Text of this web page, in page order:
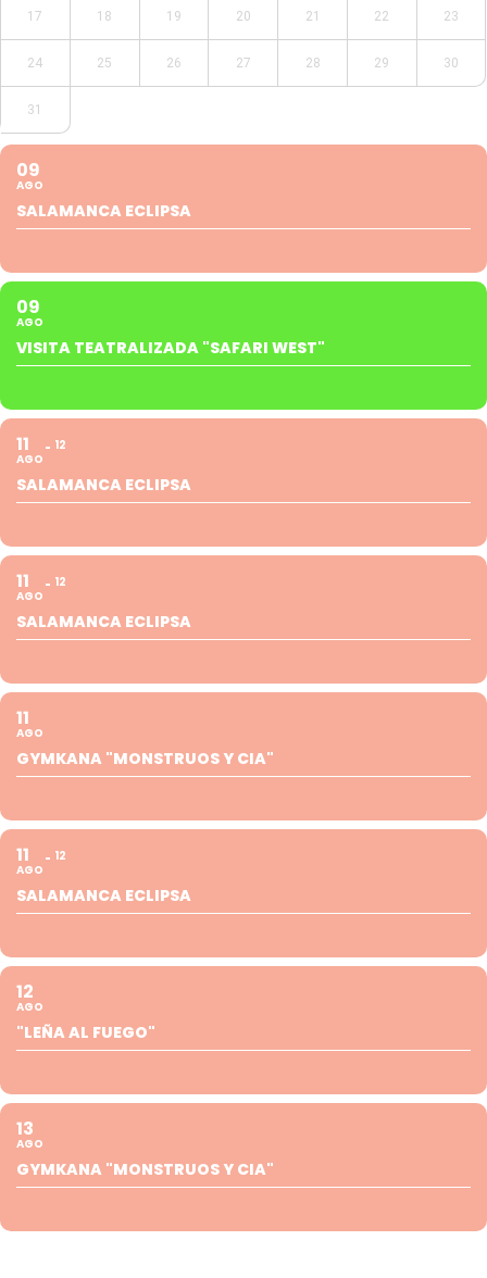
17 18 19 20 21 22 23
24 25 26 27 28 29 30
31
09
AGO
SALAMANCA ECLIPSA
09
AGO
VISITA TEATRALIZADA "SAFARI WEST"
11
AGO
12
SALAMANCA ECLIPSA
11
AGO
12
SALAMANCA ECLIPSA
11
AGO
GYMKANA "MONSTRUOS Y CIA"
11
AGO
12
SALAMANCA ECLIPSA
12
AGO
"LEÑA AL FUEGO"
13
AGO
GYMKANA "MONSTRUOS Y CIA"